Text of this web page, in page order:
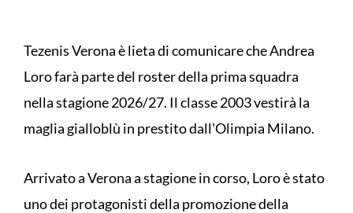
Tezenis Verona è lieta di comunicare che Andrea
Loro farà parte del roster della prima squadra
nella stagione 2026/27. Il classe 2003 vestirà la
maglia gialloblù in prestito dall'Olimpia Milano.
Arrivato a Verona a stagione in corso, Loro è stato
uno dei protagonisti della promozione della